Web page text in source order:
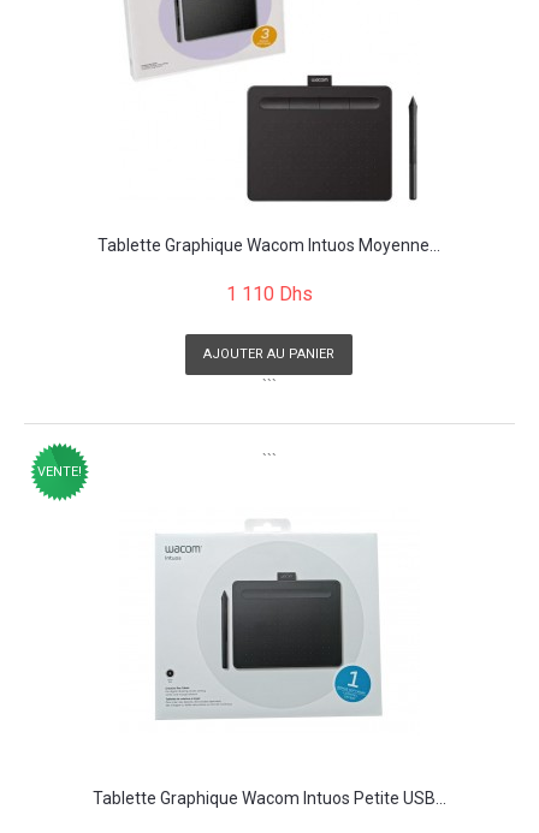
Tablette Graphique Wacom Intuos Moyenne...
1 110 Dhs
AJOUTER AU PANIER
```
```
VENTE!
Tablette Graphique Wacom Intuos Petite USB...